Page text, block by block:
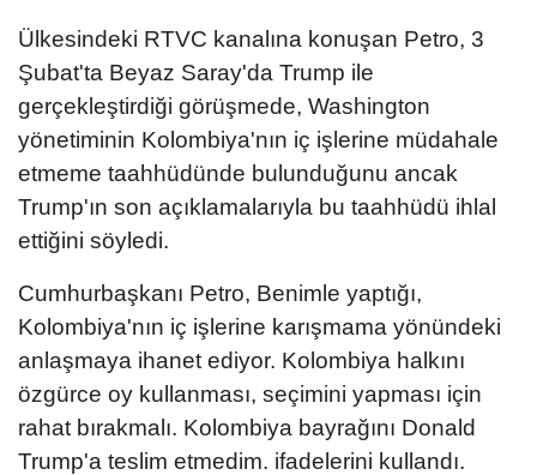
Ülkesindeki RTVC kanalına konuşan Petro, 3
Şubat'ta Beyaz Saray'da Trump ile
gerçekleştirdiği görüşmede, Washington
yönetiminin Kolombiya'nın iç işlerine müdahale
etmeme taahhüdünde bulunduğunu ancak
Trump'ın son açıklamalarıyla bu taahhüdü ihlal
ettiğini söyledi.
Cumhurbaşkanı Petro, Benimle yaptığı,
Kolombiya'nın iç işlerine karışmama yönündeki
anlaşmaya ihanet ediyor. Kolombiya halkını
özgürce oy kullanması, seçimini yapması için
rahat bırakmalı. Kolombiya bayrağını Donald
Trump'a teslim etmedim. ifadelerini kullandı.